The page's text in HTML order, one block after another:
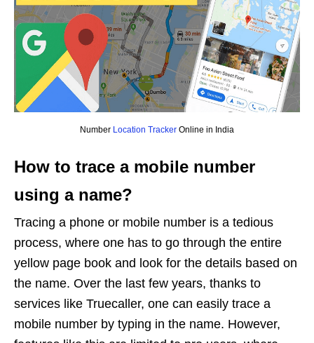
Number Location Tracker Online in India
How to trace a mobile number
using a name?
Tracing a phone or mobile number is a tedious
process, where one has to go through the entire
yellow page book and look for the details based on
the name. Over the last few years, thanks to
services like Truecaller, one can easily trace a
mobile number by typing in the name. However,